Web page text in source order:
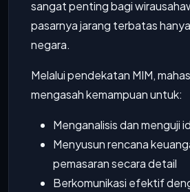
sangat penting bagi
pasarnya jarang terbatas
negara.
Melalui pendekatan MIM,
mengasah kemampuan untuk:
Menganalisis dan menguji
Menyusun rencana
pemasaran secara detail
Berkomunikasi efektif